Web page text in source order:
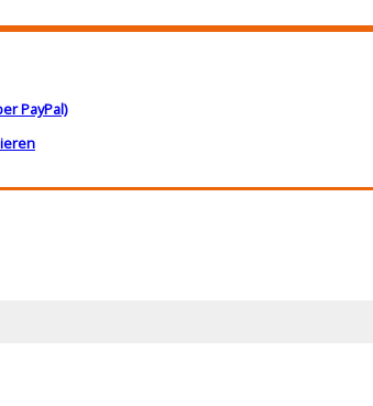
PayPal)